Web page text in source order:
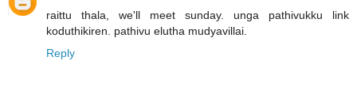
raittu thala, we'll meet sunday. unga pathivukku link
koduthikiren. pathivu elutha mudyavillai.
Reply